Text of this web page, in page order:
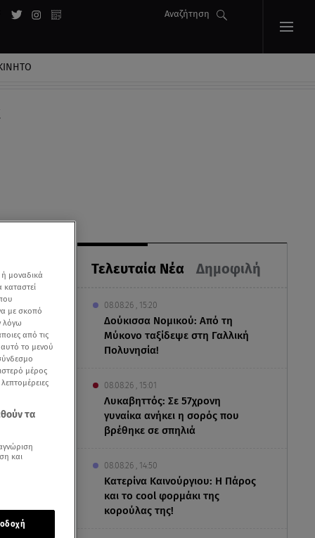
Αναζήτηση
Τελευταία Νέα Δημοφιλή
08.08.26 , 15:20
Δούκισσα Νομικού: Από τη
Μύκονο ταξίδεψε στη Γαλλική
Πολυνησία!
08.08.26 , 15:01
Λυκαβηττός: Σε 57χρονη
γυναίκα ανήκει η σορός που
βρέθηκε σε σπηλιά
08.08.26 , 14:50
Κατερίνα Καινούργιου: Η Πάρος
και το cool φορμάκι της
κορούλας της!
μοναδικά
με σκοπό
λόγω
από τις
αυτό το μενού
μέρος
τα
και